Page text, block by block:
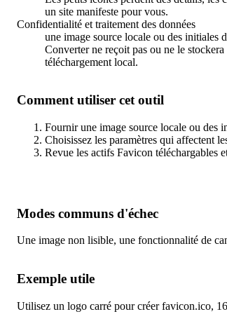
un site manifeste pour vous.
Confidentialité et traitement des données
une image source locale ou des initiales
Converter ne reçoit pas ou ne le
téléchargement local.
Comment utiliser cet outil
Fournir une image source locale ou des
Choisissez les paramètres qui affectent
Revue les actifs Favicon téléchargables
Modes communs d'échec
Une image non lisible, une fonctionnalité de
Exemple utile
Utilisez un logo carré pour créer favicon.ico,